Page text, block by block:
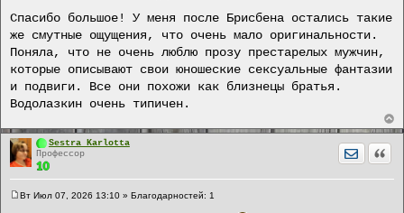
о
б
е
н
Спасибо большое! У меня после Брисбена остались такие
же смутные ощущения, что очень мало оригинальности.
Поняла, что не очень люблю прозу престарелых мужчин,
которые описывают свои юношеские сексуальные фантазии
и подвиги. Все они похожи как близнецы братья.
Водолазкин очень типичен.
Sestra Karlotta
Профессор
Вт Июл 07, 2026 13:10 » Благодарностей: 1